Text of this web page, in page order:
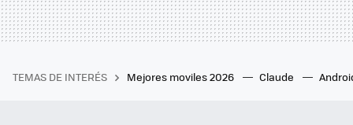
TEMAS DE INTERÉS Mejores moviles 2026 Claude